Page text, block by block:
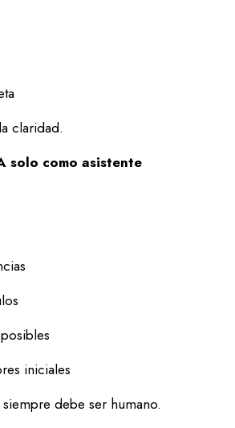
claridad.
solo como asistente
iniciales
debe ser humano.